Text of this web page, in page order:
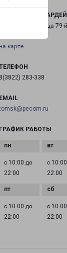
79-Й
Томск, улица 79-
карте
283-338
РАБОТЫ
с 10:00 до
22:00
с
22:00
с 10:00 до
22:00
с
22:00